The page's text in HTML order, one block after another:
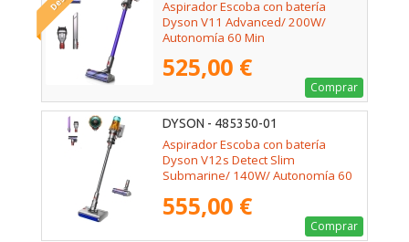
Aspirador Escoba con batería
Dyson V11 Advanced/ 200W/
Autonomía 60 Min
525,00 €
Comprar
DYSON - 485350-01
Aspirador Escoba con batería
Dyson V12s Detect Slim
Submarine/ 140W/ Autonomía 60
555,00 €
Comprar